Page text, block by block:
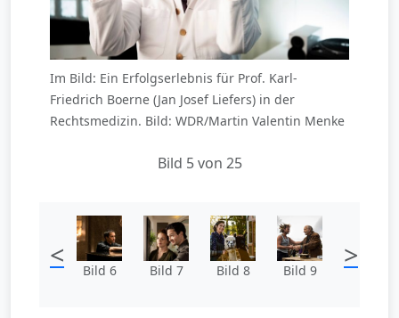
Im Bild: Ein Erfolgserlebnis für Prof. Karl-
Friedrich Boerne (Jan Josef Liefers) in der
Rechtsmedizin. Bild: WDR/Martin Valentin Menke
Bild 5 von 25
< Bild 6 Bild 7 Bild 8 Bild 9 >